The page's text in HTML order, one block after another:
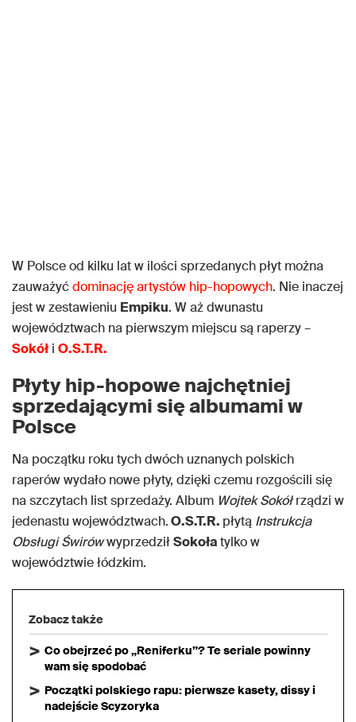
W Polsce od kilku lat w ilości sprzedanych płyt można
zauważyćdominację artystów hip-hopowych. Nie inaczej
jest w zestawieniu Empiku. W aż dwunastu
województwach na pierwszym miejscu są raperzy –
Sokół i O.S.T.R.
Płyty hip-hopowe najchętniej
sprzedającymi się albumami w
Polsce
Na początku roku tych dwóch uznanych polskich
raperów wydało nowe płyty, dzięki czemu rozgościli się
na szczytach list sprzedaży. Album Wojtek Sokółrządzi w
jedenastu województwach.O.S.T.R. płytą Instrukcja
Obsługi ŚwirówwyprzedziłSokołatylko w
województwie łódzkim.
Zobacz także
Co obejrzeć po „Reniferku”? Te seriale powinny
wam się spodobać
Początki polskiego rapu: pierwsze kasety, dissy i
nadejście Scyzoryka